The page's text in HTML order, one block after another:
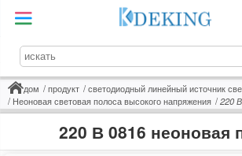
дом продукт
светодиодный линейный источник
Неоновая световая полоса высокого напряжения
220
220 В 0816 неоновая